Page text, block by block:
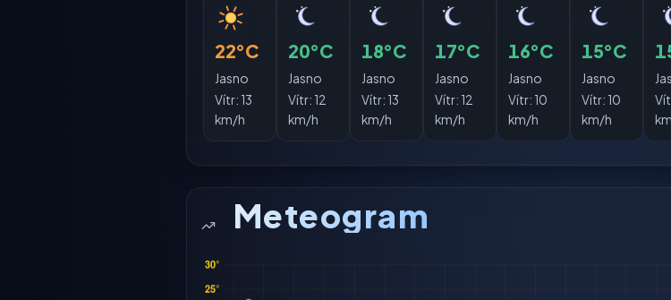
22°C
Jasno
Vítr: 13
km/h
20°C
Jasno
Vítr: 12
km/h
18°C
Jasno
Vítr: 13
km/h
17°C
Jasno
Vítr: 12
km/h
16°C
Jasno
Vítr: 10
km/h
15°C
Jasno
Vítr: 10
km/h
Meteogram